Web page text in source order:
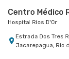
Centro Médico
Hospital Rios D'Or
Estrada Dos Tres
Jacarepagua, Rio